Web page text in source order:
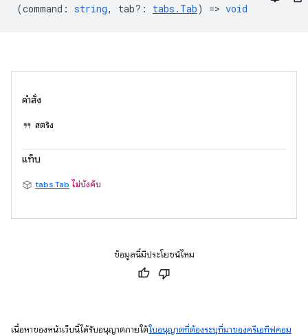
(command : string, tab? : tabs.Tab) => void
คำสั่ง
สตริง
แท็บ
tabs.Tab ไม่บังคับ
ข้อมูลนี้มีประโยชน์ไหม
เนื้อหาของหน้าเว็บนี้ได้รับอนุญาตภายใต้ใบอนุญาตที่ต้องระบุที่มาของครีเอทีฟคอม